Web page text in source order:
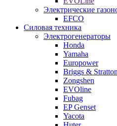
Электрические
EFCO
Силовая техника
Электрогенераторы
Honda
Yamaha
Europower
Briggs & Stratton
Zongshen
EVOline
Fubag
EP Genset
Yacota